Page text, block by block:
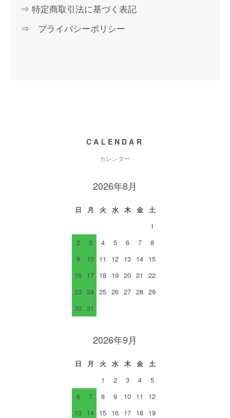
⇒ 特定商取引法に基づく表記
⇒ プライバシーポリシー
CALENDAR
カレンダー
2026年8月
日 月 火 水 木 金
土
1
2
3 4 5 6 7
8
9
10 11 12 13 14 15
16 17 18 19 20 21
22
23 24 25 26 27 28 29
30 31
2026年9月
日 月 火 水 木 金
土
1
2 3 4
5
6
7 8 9 10 11
12
13 14 15 16 17 18 19